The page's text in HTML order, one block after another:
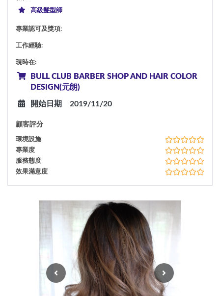
高級髮型師
專業認可及獎項:
工作經驗:
現時在:
BULL CLUB BARBER SHOP AND HAIR COLOR
DESIGN(元朗)
開始日期 2019/11/20
顧客評分
環境設施
專業度
服務態度
效果滿意度